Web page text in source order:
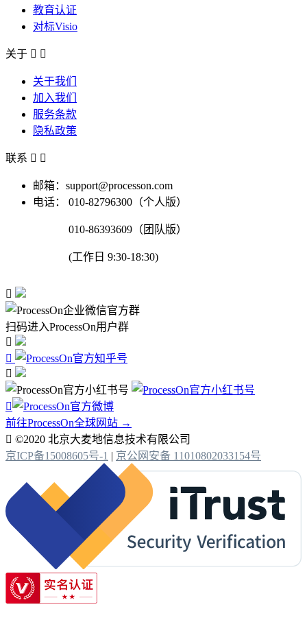
教育认证
对标Visio
关于  
关于我们
加入我们
服务条款
隐私政策
联系  
邮箱：support@processon.com
电话：
010-82796300（个人版）
010-86393609（团队版）
(工作日 9:30-18:30)

扫码进入ProcessOn用户群




前往ProcessOn全球网站 →
 ©2020 北京大麦地信息技术有限公司
京ICP备15008605号-1 | 京公网安备 11010802033154号